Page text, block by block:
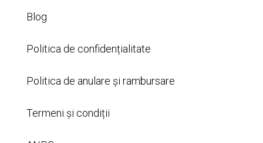
Blog
Politica de confidențialitate
Politica de anulare și rambursare
Termeni și condiții